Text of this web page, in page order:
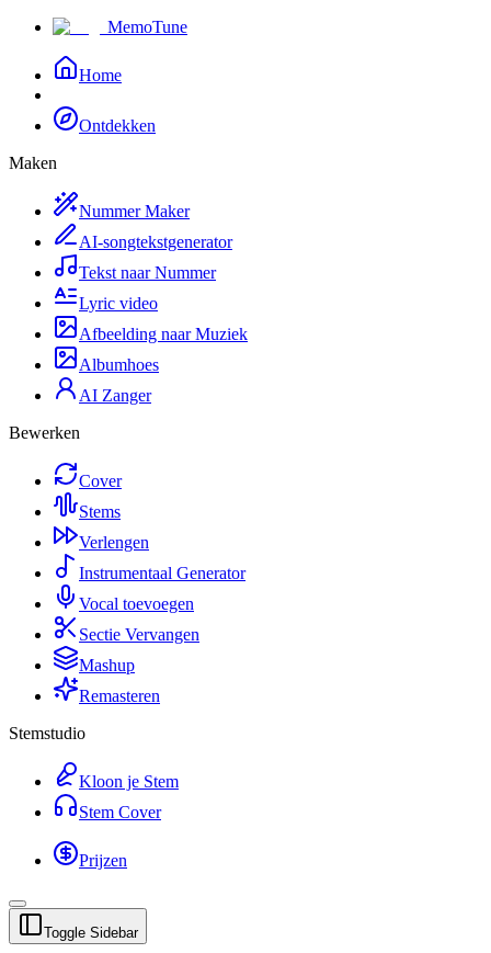
MemoTune
Home
Ontdekken
Maken
Nummer Maker
AI-songtekstgenerator
Tekst naar Nummer
Lyric video
Afbeelding naar Muziek
Albumhoes
AI Zanger
Bewerken
Cover
Stems
Verlengen
Instrumentaal Generator
Vocal toevoegen
Sectie Vervangen
Mashup
Remasteren
Stemstudio
Kloon je Stem
Stem Cover
Prijzen
Toggle Sidebar